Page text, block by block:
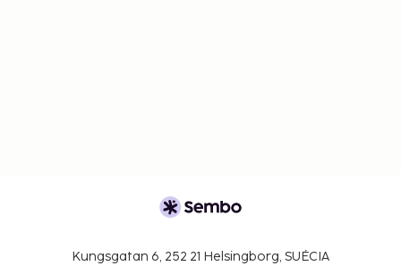
Kungsgatan 6, 252 21 Helsingborg, SUÉCIA